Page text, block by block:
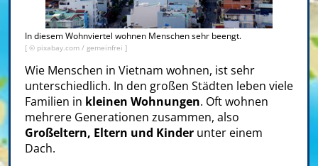
In diesem Wohnviertel wohnen Menschen sehr beengt.
[ © pixabay.com / gemeinfrei ]
Wie Menschen in Vietnam wohnen, ist sehr
unterschiedlich. In den großen Städten leben viele
Familien in kleinen Wohnungen. Oft wohnen
mehrere Generationen zusammen, also
Großeltern, Eltern und Kinder unter einem
Dach.